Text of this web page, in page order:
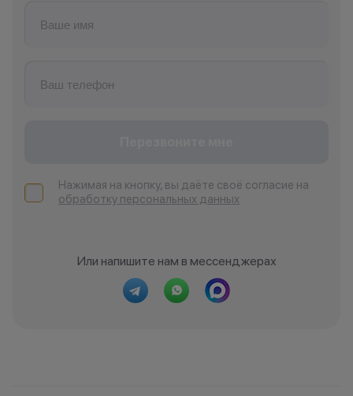
Нажимая на кнопку, вы даёте своё согласие на
обработку персональных данных
Или напишите нам в мессенджерах